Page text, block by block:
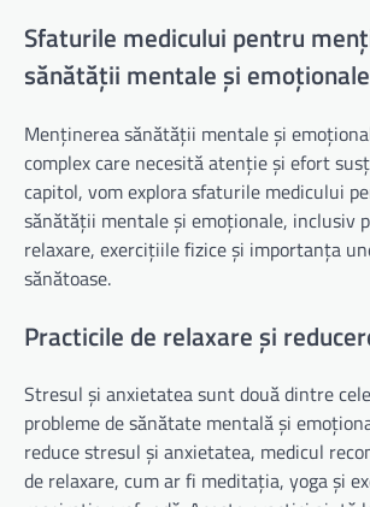
Sfaturile medicului pentru
sănătății mentale și emoționale
Menținerea sănătății mentale și
complex care necesită atenție și efort
capitol, vom explora sfaturile medicului
sănătății mentale și emoționale, inclusiv
relaxare, exercițiile fizice și importanța
sănătoase.
Practicile de relaxare și
Stresul și anxietatea sunt două dintre
probleme de sănătate mentală și
reduce stresul și anxietatea, medicul
de relaxare, cum ar fi meditația, yoga și